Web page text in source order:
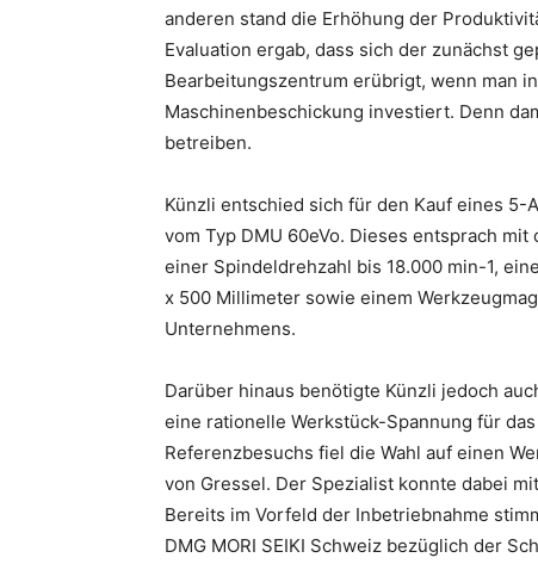
anderen stand die Erhöhung der
Evaluation ergab, dass sich der zunächst
Bearbeitungszentrum erübrigt, wenn man
Maschinenbeschickung investiert. Denn
betreiben.
Künzli entschied sich für den Kauf eines 5-
vom Typ DMU 60eVo. Dieses entsprach
einer Spindeldrehzahl bis 18.000 min-1,
x 500 Millimeter sowie einem
Unternehmens.
Darüber hinaus benötigte Künzli jedoch
eine rationelle Werkstück-Spannung für
Referenzbesuchs fiel die Wahl auf einen
von Gressel. Der Spezialist konnte dabei
Bereits im Vorfeld der Inbetriebnahme
DMG MORI SEIKI Schweiz bezüglich der